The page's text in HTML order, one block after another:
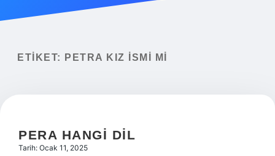
ETIKET: PETRA KIZ ISMI MI
PERA HANGI DIL
Tarih: Ocak 11, 2025